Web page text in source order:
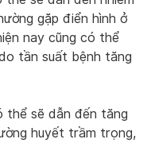
gặp điển hình ở
nay cũng có thể
tần suất bệnh tăng
thể sẽ dẫn đến tăng
huyết trầm trọng,